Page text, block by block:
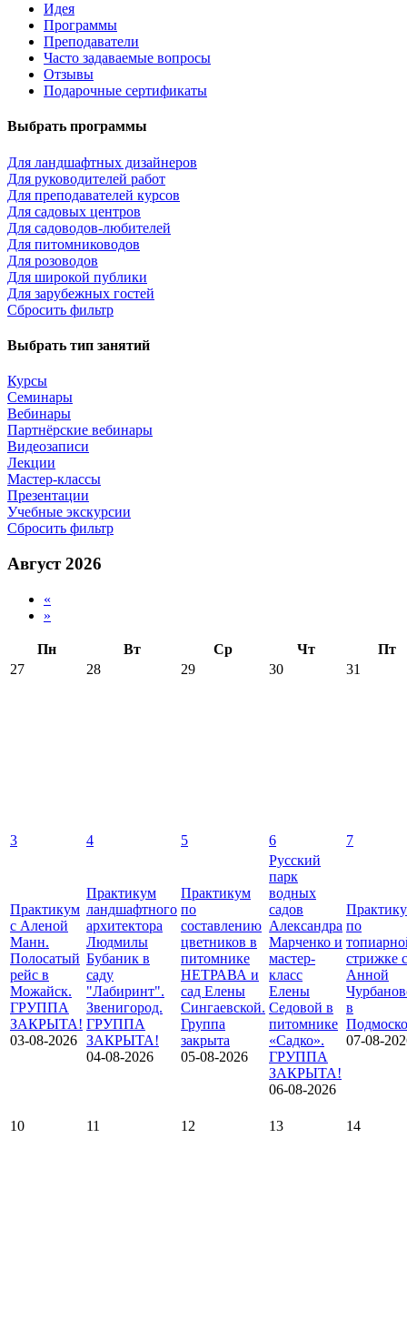
Идея
Программы
Преподаватели
Часто задаваемые вопросы
Отзывы
Подарочные сертификаты
Выбрать программы
Для ландшафтных дизайнеров
Для руководителей работ
Для преподавателей курсов
Для садовых центров
Для садоводов-любителей
Для питомниководов
Для розоводов
Для широкой публики
Для зарубежных гостей
Сбросить фильтр
Выбрать тип занятий
Курсы
Семинары
Вебинары
Партнёрские вебинары
Видеозаписи
Лекции
Мастер-классы
Презентации
Учебные экскурсии
Сбросить фильтр
Август 2026
«
»
Пн Вт Ср Чт
Пт
27
28 29 30 31
3 4 5 6 7
Практикум
с Аленой
Манн.
Полосатый
рейс в
Можайск.
ГРУППА
ЗАКРЫТА!
03-08-2026
Практикум
ландшафтного
архитектора
Людмилы
Бубаник в
саду
"Лабиринт".
Звенигород.
ГРУППА
ЗАКРЫТА!
04-08-2026
Практикум
по
составлению
цветников в
питомнике
НЕТРАВА и
сад Елены
Сингаевской.
Группа
закрыта
05-08-2026
Русский
парк
водных
садов
Александра
Марченко и
мастер-
класс
Елены
Седовой в
питомнике
«Садко».
ГРУППА
ЗАКРЫТА!
06-08-2026
по
стрижке с
Анной
в
07-08-
10 11 12 13 14